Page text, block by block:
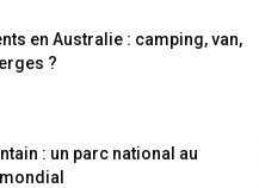
en Australie : camping, van,
?
: un parc national au